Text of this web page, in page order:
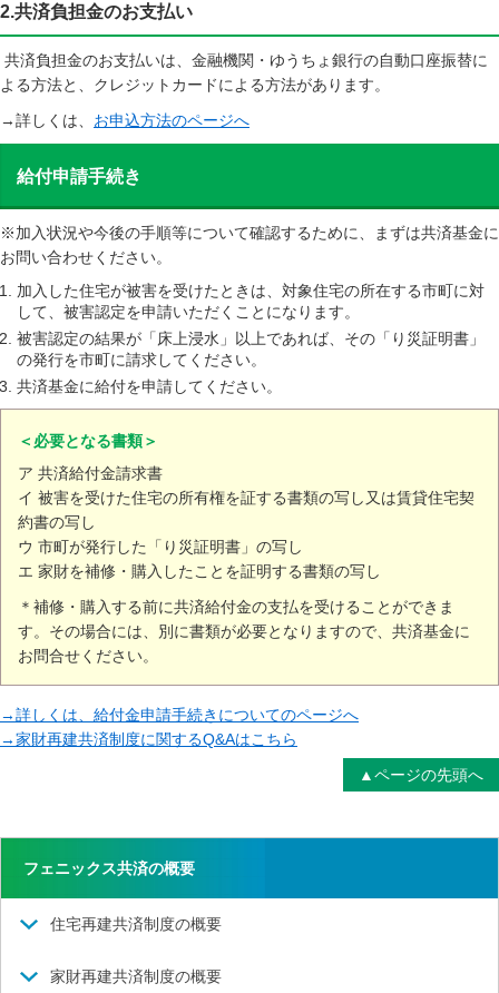
2.共済負担金のお支払い
共済負担金のお支払いは、金融機関・ゆうちょ銀行の自動口座振替に
よる方法と、クレジットカードによる方法があります。
→詳しくは、 お申込方法のページへ
給付申請手続き
※加入状況や今後の手順等について確認するために、まずは共済基金に
お問い合わせください。
加入した住宅が被害を受けたときは、対象住宅の所在する市町に対
して、被害認定を申請いただくことになります。
被害認定の結果が「床上浸水」以上であれば、その「り災証明書」
の発行を市町に請求してください。
共済基金に給付を申請してください。
＜必要となる書類＞
ア 共済給付金請求書
イ 被害を受けた住宅の所有権を証する書類の写し又は賃貸住宅契
約書の写し
ウ 市町が発行した「り災証明書」の写し
エ 家財を補修・購入したことを証明する書類の写し
＊補修・購入する前に共済給付金の支払を受けることができま
す。その場合には、別に書類が必要となりますので、共済基金に
お問合せください。
→詳しくは、給付金申請手続きについてのページへ
→家財再建共済制度に関するQ&Aはこちら
▲ページの先頭へ
フェニックス共済の概要
住宅再建共済制度の概要
家財再建共済制度の概要